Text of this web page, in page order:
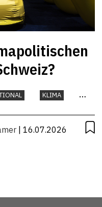
KLIMA
| 16.07.2026